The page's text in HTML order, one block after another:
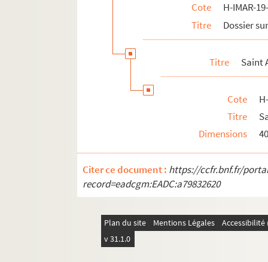
H-IMAR-22-11-65. AVCtor Fratrum
H-IMAR-22-12-66. Les deux cents
H-IMAR-22-13-67. Les dix milles
H-IMAR-22-14-68. Incipit prologus
H-IMAR-22-15-69. Nouvelles fleurs des
H-IMAR-22-24-96. Die HL. Ih Nothhalfer
H-IMAR-22-24-97. Die HL. Ih Nothhalfer
H-IMAR-22-25-99. Le massacre des
H-IMAR-22-25-100. Le massacre des
H-IMAR-22-25-101. Le massacre des
H-IMAR-22-25-102. Le massacre des
Cote
H-IMAR-
Titre
Dossier
Titre Saint
Cote
Titre
Dimensions
Citer ce document : https://ccfr.bnf.fr/
record=eadcgm:EADC:a79832620
Plan du site Mentions Légales
v 31.1.0